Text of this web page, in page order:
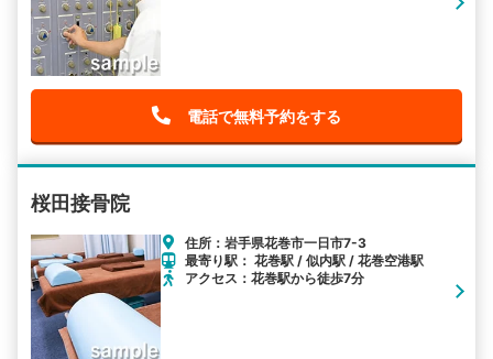
電話で無料予約をする
桜田接骨院
住所：岩手県花巻市一日市7-3
最寄り駅： 花巻駅 / 似内駅 / 花巻空港駅
アクセス：花巻駅から徒歩7分